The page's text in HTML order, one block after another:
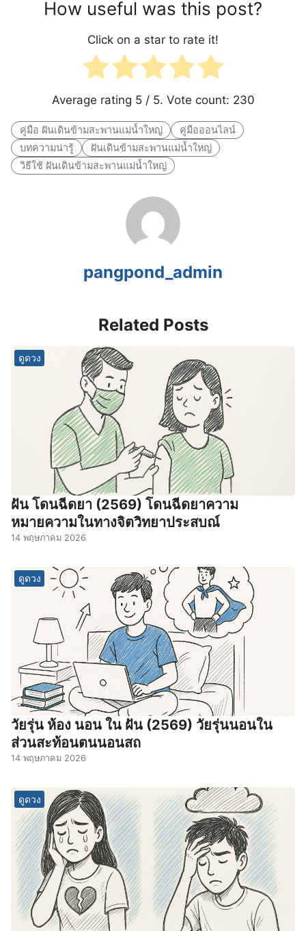
How useful was this post?
Click on a star to rate it!
Average rating 5/ 5. Vote count: 230
คู่มือ ฝันเดินข้ามสะพานแม่น้ำใหญ่
คู่มือออนไลน์
บทความน่ารู้
ฝันเดินข้ามสะพานแม่น้ำใหญ่
วิธีใช้ ฝันเดินข้ามสะพานแม่น้ำใหญ่
pangpond_admin
Related Posts
ดูดวง
ฝัน โดนฉีดยา (2569) โดนฉีดยาความ
หมายความในทางจิตวิทยาประสบณ์
14 พฤษภาคม 2026
ดูดวง
วัยรุ่น ห้อง นอน ใน ฝัน (2569) วัยรุ่นนอนใน
ส่วนสะท้อนตนนอนสถ
14 พฤษภาคม 2026
ดูดวง